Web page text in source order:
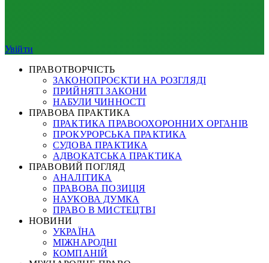
Увійти
ПРАВОТВОРЧІСТЬ
ЗАКОНОПРОЄКТИ НА РОЗГЛЯДІ
ПРИЙНЯТІ ЗАКОНИ
НАБУЛИ ЧИННОСТІ
ПРАВОВА ПРАКТИКА
ПРАКТИКА ПРАВООХОРОННИХ ОРГАНІВ
ПРОКУРОРСЬКА ПРАКТИКА
СУДОВА ПРАКТИКА
АДВОКАТСЬКА ПРАКТИКА
ПРАВОВИЙ ПОГЛЯД
АНАЛІТИКА
ПРАВОВА ПОЗИЦІЯ
НАУКОВА ДУМКА
ПРАВО В МИСТЕЦТВІ
НОВИНИ
УКРАЇНА
МІЖНАРОДНІ
КОМПАНІЙ